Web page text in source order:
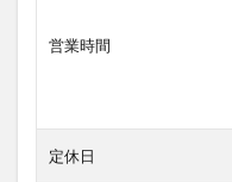
営業時間
定休日